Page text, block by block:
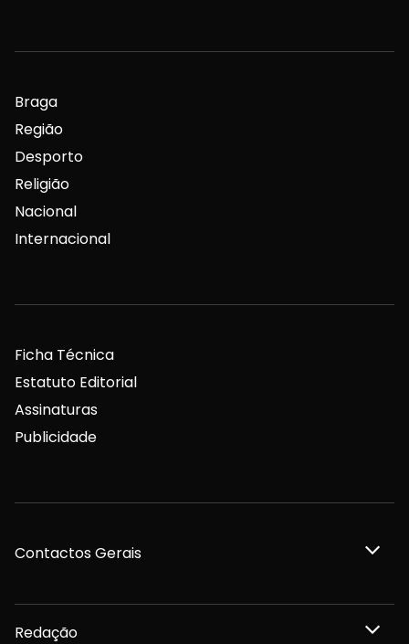
Braga
Região
Desporto
Religião
Nacional
Internacional
Ficha Técnica
Estatuto Editorial
Assinaturas
Publicidade
Contactos Gerais
Redação